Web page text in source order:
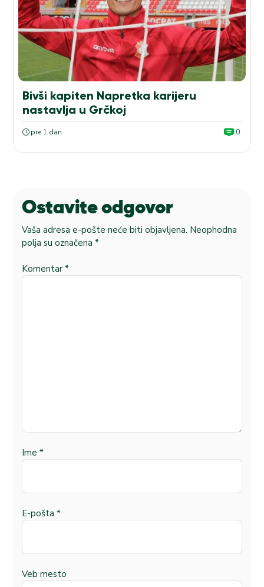
Bivši kapiten Napretka karijeru
nastavlja u Grčkoj
pre 1 dan 0
Ostavite odgovor
Vaša adresa e-pošte neće biti objavljena. Neophodna
polja su označena *
Komentar *
Ime *
E-pošta *
Veb mesto